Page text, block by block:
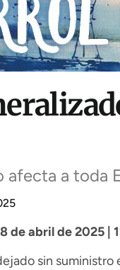
a toda
de abril de 2025 |
sin suministro